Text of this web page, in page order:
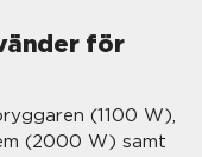
för
(1100 W),
(2000 W) samt